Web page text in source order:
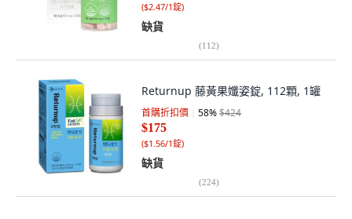
($2.47/1錠)
缺貨
(112)
Returnup 藤黃果孅姿錠, 112顆, 1罐
首購折扣價 58%$424
$175
($1.56/1錠)
缺貨
(224)